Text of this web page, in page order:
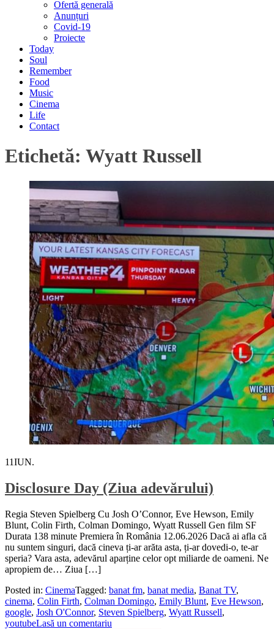
Ofertă generală
Anunțuri
Covid-19
Proiecte
Today
Soul
Remember
Food
Music
Cinema
Life
Contact
Etichetă: Wyatt Russell
11IUN.
Disclosure Day (Ziua adevărului)
Regia Steven Spielberg Cu Josh O’Connor, Eve Hewson, Emily
Blunt, Colin Firth, Colman Domingo, Wyatt Russell Gen film SF
Durata 138 minute Premiera în România 12.06.2026 Dacă ai afla că
nu suntem singuri, dacă cineva ți-ar arăta asta, ți-ar dovedi-o, te-ar
speria? Vara asta, adevărul aparține celor opt miliarde de oameni. Ne
apropiem de… Ziua […]
Posted in: CinemaTagged: banat fm, banat media, Banat TV,
cinema, Colin Firth, Colman Domingo, Emily Blunt, Eve Hewson,
google, Josh O'Connor, Steven Spielberg, Wyatt Russell,
youtubeLasă un comentariu